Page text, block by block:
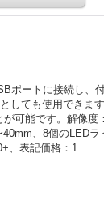
ポートに接続し、
しても使用できま
可能です。解像度
、8個のLED
、表記価格：1